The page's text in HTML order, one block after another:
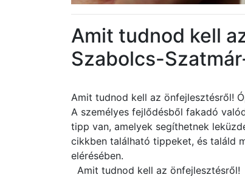
Amit tudnod kell
Szabolcs-
Amit tudnod kell az önfejlesztésről!
A személyes fejlődésből fakadó
tipp van, amelyek segíthetnek
cikkben található tippeket, és találd
elérésében.
Amit tudnod kell az önfejlesztésről!